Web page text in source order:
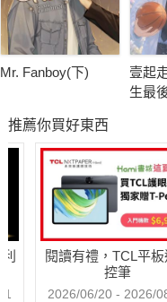
五年前，高仕德主導一
混蛋惡意遺棄的萬年老
驕傲！
Mr. Fanboy(下)
壹起
生最
我最
案。
推薦你買好東西
閱讀有禮，TCL平板
控筆
2026/06/20 - 2026/